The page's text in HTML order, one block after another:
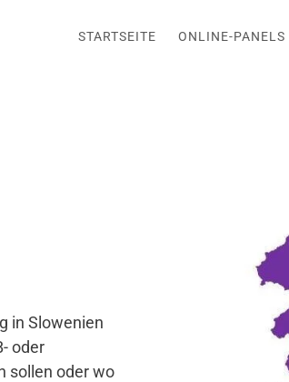
STARTSEITE ONLINE-PANELS
in Slowenien
oder
sollen oder wo